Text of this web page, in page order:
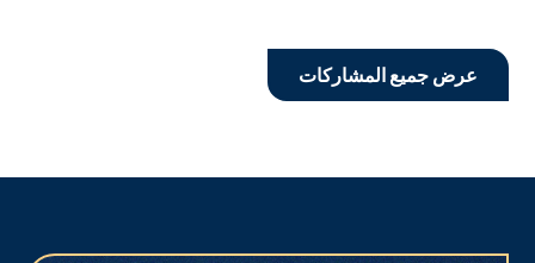
عرض جميع المشاركات